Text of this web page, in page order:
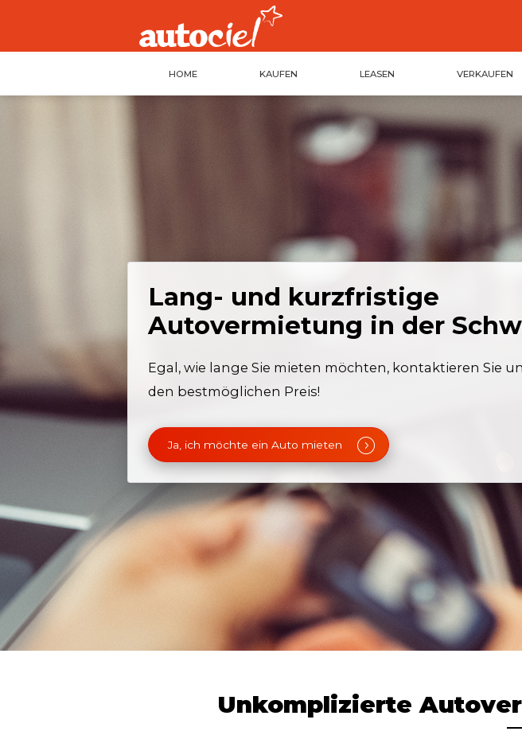
HOME KAUFEN LEASEN VERKAUFEN
Lang- und kurzfristige
Autovermietung in der
Egal, wie lange Sie mieten möchten, kontaktieren Sie
den bestmöglichen Preis!
Ja, ich möchte ein Auto mieten
Unkomplizierte